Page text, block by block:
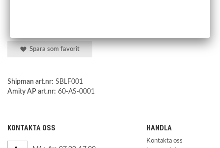
Spara som favorit
Shipman art.nr: SBLF001
Amity AP art.nr: 60-AS-0001
KONTAKTA OSS HANDLA
Kontakta oss